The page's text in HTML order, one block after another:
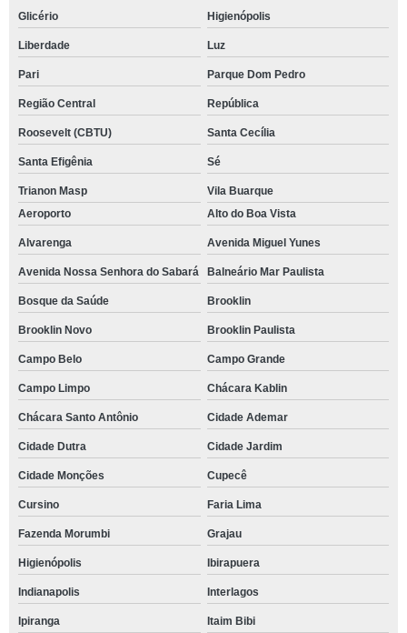
Glicério Higienópolis
Liberdade Luz
Pari Parque Dom Pedro
Região Central República
Roosevelt (CBTU) Santa Cecília
Santa Efigênia Sé
Trianon Masp
Vila Buarque
Aeroporto
Alto do Boa Vista
Alvarenga Avenida Miguel Yunes
Avenida Nossa Senhora do Sabará Balneário Mar Paulista
Bosque da Saúde Brooklin
Brooklin Novo Brooklin Paulista
Campo Belo Campo Grande
Campo Limpo Chácara Kablin
Chácara Santo Antônio Cidade Ademar
Cidade Dutra Cidade Jardim
Cidade Monções Cupecê
Cursino Faria Lima
Fazenda Morumbi Grajau
Higienópolis Ibirapuera
Indianapolis Interlagos
Ipiranga Itaim Bibi